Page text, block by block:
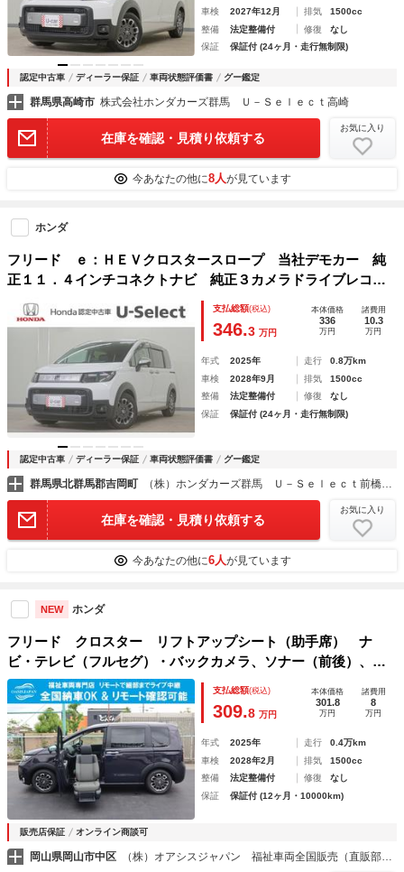
車検
2027年12月 排気
1500cc
整備
法定整備付 修復
なし
保証
保証付 (24ヶ月・走行無制限)
認定中古車 ディーラー保証 車両状態評価書 グー鑑定
群馬県高崎市 株式会社ホンダカーズ群馬 Ｕ－Ｓｅｌｅｃｔ高崎
在庫を確認・見積り依頼する
お気に入り
今あなたの他に8人が見ています
ホンダ
フリード ｅ：ＨＥＶクロスタースロープ 当社デモカー 純
正１１．４インチコネクトナビ 純正３カメラドライブレコー
ダー リアクーラー シートヒーター 渋滞追従機能付きＡＣ
Ｃ レーンキープアシスト 両側電動スライドドア ＥＴＣ
福祉車輌 ＤＶＤ
支払総額(税込)
346.3 万円
本体価格
336
万円
諸費用
10.3
万円
年式 2025年 走行
0.8万km
車検
2028年9月 排気
1500cc
整備
法定整備付 修復
なし
保証
保証付 (24ヶ月・走行無制限)
認定中古車 ディーラー保証 車両状態評価書 グー鑑定
群馬県北群馬郡吉岡町
在庫を確認・見積り依頼する
お気に入り
今あなたの他に6人が見ています
NEW ホンダ
フリード クロスター リフトアップシート（助手席） ナ
ビ・テレビ（フルセグ）・バックカメラ、ソナー（前後）、Ｂ
ＳＩ、アダプティブクルーズコントロール、電動パーキングブ
レーキ、ＥＴＣ、ドライブレコーダー（前後）、アルミホイー
ル、シート用リモコン
支払総額(税込)
309.8 万円
本体価格
301.8
万円
諸費用
8
万円
年式 2025年 走行
0.4万km
車検
2028年2月 排気
1500cc
整備
法定整備付 修復
なし
保証
保証付 (12ヶ月・10000km)
販売店保証 オンライン商談可
岡山県岡山市中区